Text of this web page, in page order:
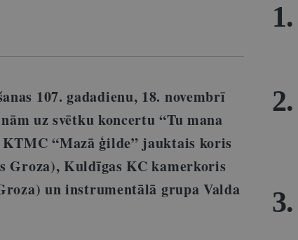
107. gadadienu, 18. novembrī
uz svētku koncertu “Tu mana
“Mazā ģilde” jauktais koris
Groza), Kuldīgas KC kamerkoris
un instrumentālā grupa Valda
1.
2.
3.